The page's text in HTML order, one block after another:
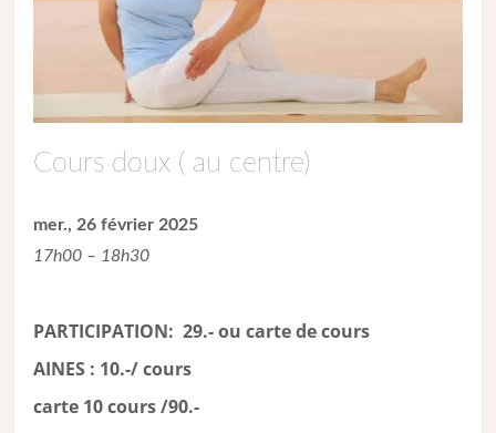
Cours doux ( au centre)
mer., 26 février 2025
17h00 – 18h30
PARTICIPATION: 29.- ou carte de cours
AINES : 10.-/ cours
carte 10 cours /90.-